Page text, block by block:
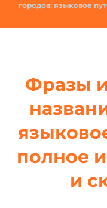
городов: языковое
Фразы
полное
и